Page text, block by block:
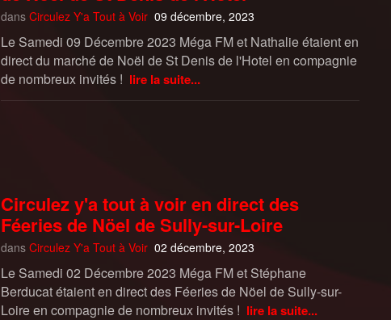
dans Circulez Y'a Tout à Voir 09 décembre, 2023
Le Samedi 09 Décembre 2023 Méga FM et Nathalie étaient en
direct du marché de Noël de St Denis de l'Hotel en compagnie
de nombreux invités ! lire la suite...
Circulez y'a tout à voir en direct des
Féeries de Nöel de Sully-sur-Loire
dans Circulez Y'a Tout à Voir 02 décembre, 2023
Le Samedi 02 Décembre 2023 Méga FM et Stéphane
Berducat étaient en direct des Féeries de Nöel de Sully-sur-
Loire en compagnie de nombreux invités ! lire la suite...